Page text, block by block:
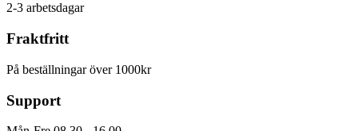
2-3 arbetsdagar
Fraktfritt
På beställningar över 1000kr
Support